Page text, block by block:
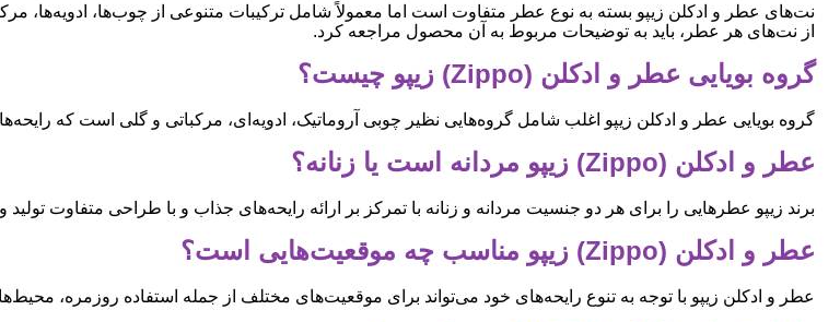
نت‌های عطر و ادکلن زیپو بسته به نوع عطر متفاوت است اما معمولاً شامل ترکیبات متنوعی از چوب‌ها، ادویه‌ها،
از نت‌های هر عطر، باید به توضیحات مربوط به آن محصول مراجعه کرد.
گروه بویایی عطر و ادکلن (Zippo) زیپو چیست؟
گروه بویایی عطر و ادکلن زیپو اغلب شامل گروه‌هایی نظیر چوبی آروماتیک، ادویه‌ای، مرکباتی و گلی است که
عطر و ادکلن (Zippo) زیپو مردانه است یا زنانه؟
برند زیپو عطرهایی را برای هر دو جنسیت مردانه و زنانه با تمرکز بر ارائه رایحه‌های جذاب و با طراحی متفاوت
عطر و ادکلن (Zippo) زیپو مناسب چه موقعیت‌هایی است؟
عطر و ادکلن زیپو با توجه به تنوع رایحه‌های خود می‌تواند برای موقعیت‌های مختلف از جمله استفاده روزمره،